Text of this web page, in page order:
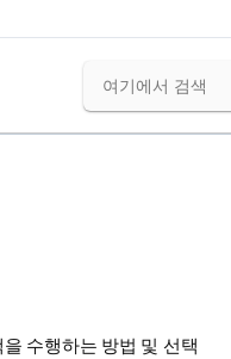
수행하는 방법 및 선택